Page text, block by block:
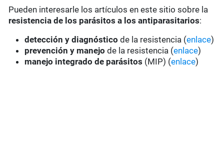
Pueden interesarle los artículos en este sitio sobre la
resistencia de los parásitos a los antiparasitarios:
detección y diagnóstico de la resistencia (enlace)
prevención y manejo de la resistencia (enlace)
manejo integrado de parásitos (MIP) (enlace)